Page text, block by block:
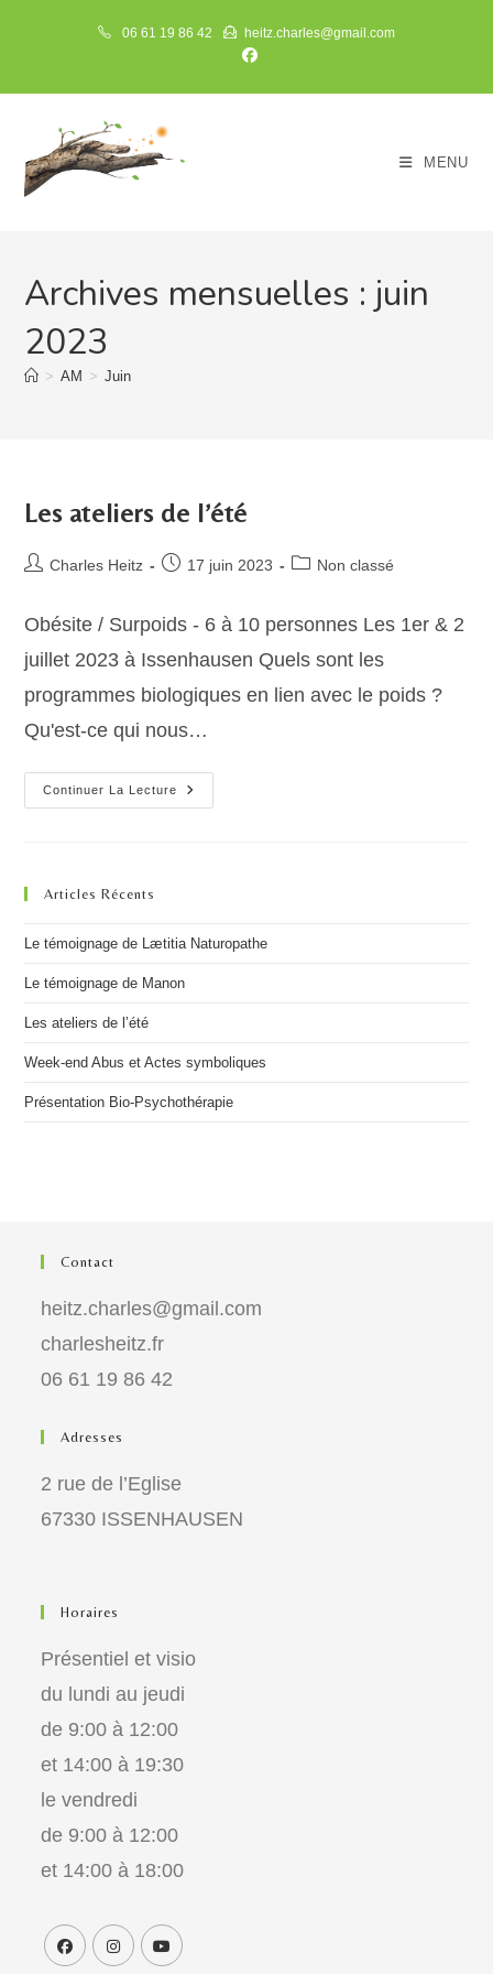
06 61 19 86 42 heitz.charles@gmail.com
MENU
Archives mensuelles : juin
2023
> AM > Juin
Les ateliers de l’été
Auteur/autrice
publication :
Charles Heitz
Publication
17 juin 2023
PostNon classé
Obésite / Surpoids - 6 à 10 personnes Les 1er & 2
juillet 2023 à Issenhausen Quels sont les
programmes biologiques en lien avec le poids ?
Qu'est-ce qui nous…
Continuer La Lecture
Les
Ateliers
Articles Récents
Le témoignage de Lætitia Naturopathe
Le témoignage de Manon
Les ateliers de l’été
Week-end Abus et Actes symboliques
Présentation Bio-Psychothérapie
Contact
heitz.charles@gmail.com
charlesheitz.fr
06 61 19 86 42
Adresses
2 rue de l’Eglise
67330 ISSENHAUSEN
Horaires
Présentiel et visio
du lundi au jeudi
de 9:00 à 12:00
et 14:00 à 19:30
le vendredi
de 9:00 à 12:00
et 14:00 à 18:00